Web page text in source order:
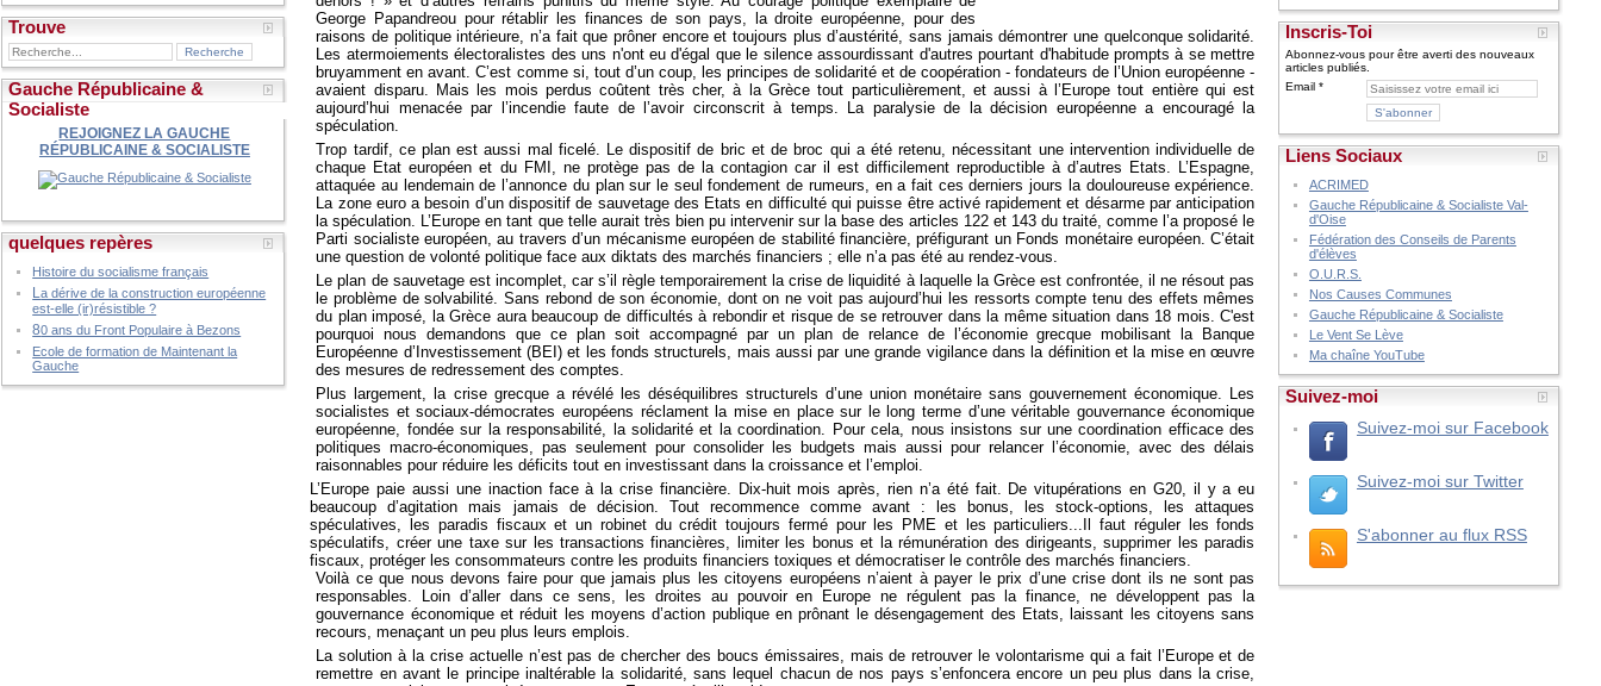
Trouve
Gauche Républicaine &
Socialiste
REJOIGNEZ LA GAUCHE
RÉPUBLICAINE & SOCIALISTE
quelques repères
Histoire du socialisme français
La dérive de la construction européenne
est-elle (ir)résistible ?
80 ans du Front Populaire à Bezons
Ecole de formation de Maintenant la
Gauche
George Papandreou pour rétablir les finances de son pays, la droite européenne, pour des
raisons de politique intérieure, n’a fait que prôner encore et toujours plus d’austérité, sans jamais démontrer une quelconque solidarité.
Les atermoiements électoralistes des uns n'ont eu d'égal que le silence assourdissant d'autres pourtant d'habitude prompts à se mettre
bruyamment en avant. C’est comme si, tout d’un coup, les principes de solidarité et de coopération - fondateurs de l’Union européenne -
avaient disparu. Mais les mois perdus coûtent très cher, à la Grèce tout particulièrement, et aussi à l’Europe tout entière qui est
aujourd’hui menacée par l’incendie faute de l’avoir circonscrit à temps. La paralysie de la décision européenne a encouragé la
spéculation.
Trop tardif, ce plan est aussi mal ficelé. Le dispositif de bric et de broc qui a été retenu, nécessitant une intervention individuelle de
chaque Etat européen et du FMI, ne protège pas de la contagion car il est difficilement reproductible à d’autres Etats. L’Espagne,
attaquée au lendemain de l’annonce du plan sur le seul fondement de rumeurs, en a fait ces derniers jours la douloureuse expérience.
La zone euro a besoin d’un dispositif de sauvetage des Etats en difficulté qui puisse être activé rapidement et désarme par anticipation
la spéculation. L’Europe en tant que telle aurait très bien pu intervenir sur la base des articles 122 et 143 du traité, comme l’a proposé le
Parti socialiste européen, au travers d’un mécanisme européen de stabilité financière, préfigurant un Fonds monétaire européen. C’était
une question de volonté politique face aux diktats des marchés financiers ; elle n’a pas été au rendez-vous.
Le plan de sauvetage est incomplet, car s’il règle temporairement la crise de liquidité à laquelle la Grèce est confrontée, il ne résout pas
le problème de solvabilité. Sans rebond de son économie, dont on ne voit pas aujourd’hui les ressorts compte tenu des effets mêmes
du plan imposé, la Grèce aura beaucoup de difficultés à rebondir et risque de se retrouver dans la même situation dans 18 mois. C'est
pourquoi nous demandons que ce plan soit accompagné par un plan de relance de l’économie grecque mobilisant la Banque
Européenne d’Investissement (BEI) et les fonds structurels, mais aussi par une grande vigilance dans la définition et la mise en œuvre
des mesures de redressement des comptes.
Plus largement, la crise grecque a révélé les déséquilibres structurels d’une union monétaire sans gouvernement économique. Les
socialistes et sociaux-démocrates européens réclament la mise en place sur le long terme d’une véritable gouvernance économique
européenne, fondée sur la responsabilité, la solidarité et la coordination. Pour cela, nous insistons sur une coordination efficace des
politiques macro-économiques, pas seulement pour consolider les budgets mais aussi pour relancer l’économie, avec des délais
raisonnables pour réduire les déficits tout en investissant dans la croissance et l’emploi.
L’Europe paie aussi une inaction face à la crise financière. Dix-huit mois après, rien n’a été fait. De vitupérations en G20, il y a eu
beaucoup d’agitation mais jamais de décision. Tout recommence comme avant : les bonus, les stock-options, les attaques
spéculatives, les paradis fiscaux et un robinet du crédit toujours fermé pour les PME et les particuliers...Il faut réguler les fonds
spéculatifs, créer une taxe sur les transactions financières, limiter les bonus et la rémunération des dirigeants, supprimer les paradis
fiscaux, protéger les consommateurs contre les produits financiers toxiques et démocratiser le contrôle des marchés financiers.
Voilà ce que nous devons faire pour que jamais plus les citoyens européens n’aient à payer le prix d’une crise dont ils ne sont pas
responsables. Loin d’aller dans ce sens, les droites au pouvoir en Europe ne régulent pas la finance, ne développent pas la
gouvernance économique et réduit les moyens d’action publique en prônant le désengagement des Etats, laissant les citoyens sans
recours, menaçant un peu plus leurs emplois.
La solution à la crise actuelle n’est pas de chercher des boucs émissaires, mais de retrouver le volontarisme qui a fait l’Europe et de
remettre en avant le principe inaltérable la solidarité, sans lequel chacun de nos pays s’enfoncera encore un peu plus dans la crise,
Inscris-Toi
Abonnez-vous pour être averti des nouveaux
articles publiés.
Email
Liens Sociaux
ACRIMED
Gauche Républicaine & Socialiste Val-
d'Oise
Fédération des Conseils de Parents
d'élèves
O.U.R.S.
Nos Causes Communes
Gauche Républicaine & Socialiste
Le Vent Se Lève
Ma chaîne YouTube
Suivez-moi
Suivez-moi sur Facebook
Suivez-moi sur Twitter
S'abonner au flux RSS